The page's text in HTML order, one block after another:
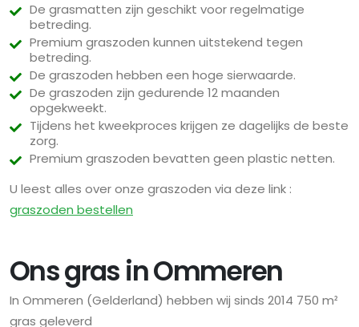
De grasmatten zijn geschikt voor regelmatige
betreding.
Premium graszoden kunnen uitstekend tegen
betreding.
De graszoden hebben een hoge sierwaarde.
De graszoden zijn gedurende 12 maanden
opgekweekt.
Tijdens het kweekproces krijgen ze dagelijks de beste
zorg.
Premium graszoden bevatten geen plastic netten.
U leest alles over onze graszoden via deze link :
graszoden bestellen
Ons gras in Ommeren
In Ommeren (Gelderland) hebben wij sinds 2014 750 m²
gras geleverd